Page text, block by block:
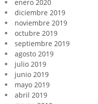
enero 2020
diciembre 2019
noviembre 2019
octubre 2019
septiembre 2019
agosto 2019
julio 2019
junio 2019
mayo 2019
abril 2019